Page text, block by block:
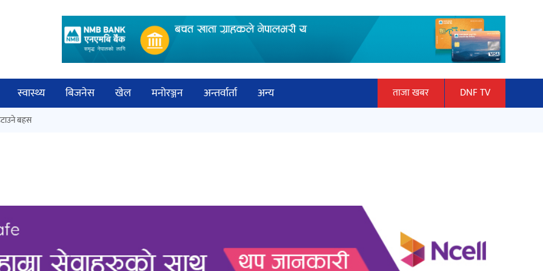
स्वास्थ्य बिजनेस खेल मनोरञ्जन अन्तर्वार्ता
अन्य
ताजा खबर DNF TV
औपचारिक सेवा सञ्चालनमा
हलमा छैन ‘गौँथली’को टिकट
बहस